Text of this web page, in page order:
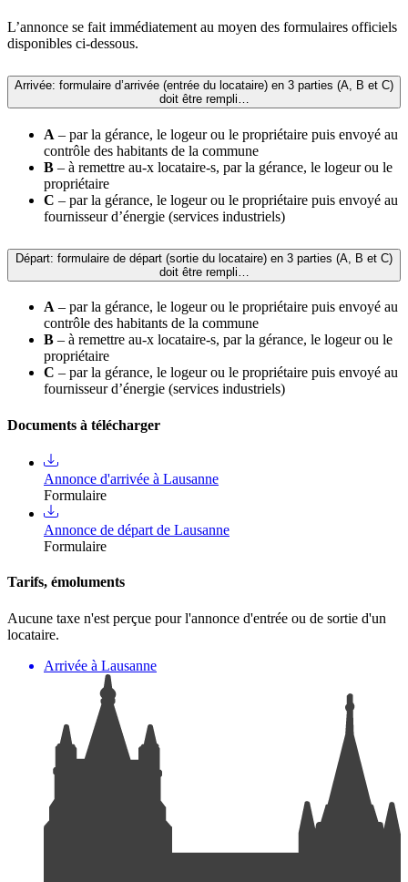
L’annonce se fait immédiatement au moyen des formulaires officiels
disponibles ci-dessous.
Arrivée: formulaire d’arrivée (entrée du locataire) en 3 parties (A, B et C)
doit être rempli…
A – par la gérance, le logeur ou le propriétaire puis envoyé au
contrôle des habitants de la commune
B – à remettre au-x locataire-s, par la gérance, le logeur ou le
propriétaire
C – par la gérance, le logeur ou le propriétaire puis envoyé au
fournisseur d’énergie (services industriels)
Départ: formulaire de départ (sortie du locataire) en 3 parties (A, B et C)
doit être rempli…
A – par la gérance, le logeur ou le propriétaire puis envoyé au
contrôle des habitants de la commune
B – à remettre au-x locataire-s, par la gérance, le logeur ou le
propriétaire
C – par la gérance, le logeur ou le propriétaire puis envoyé au
fournisseur d’énergie (services industriels)
Documents à télécharger
Annonce d'arrivée à Lausanne
Formulaire
Annonce de départ de Lausanne
Formulaire
Tarifs, émoluments
Aucune taxe n'est perçue pour l'annonce d'entrée ou de sortie d'un
locataire.
Arrivée à Lausanne